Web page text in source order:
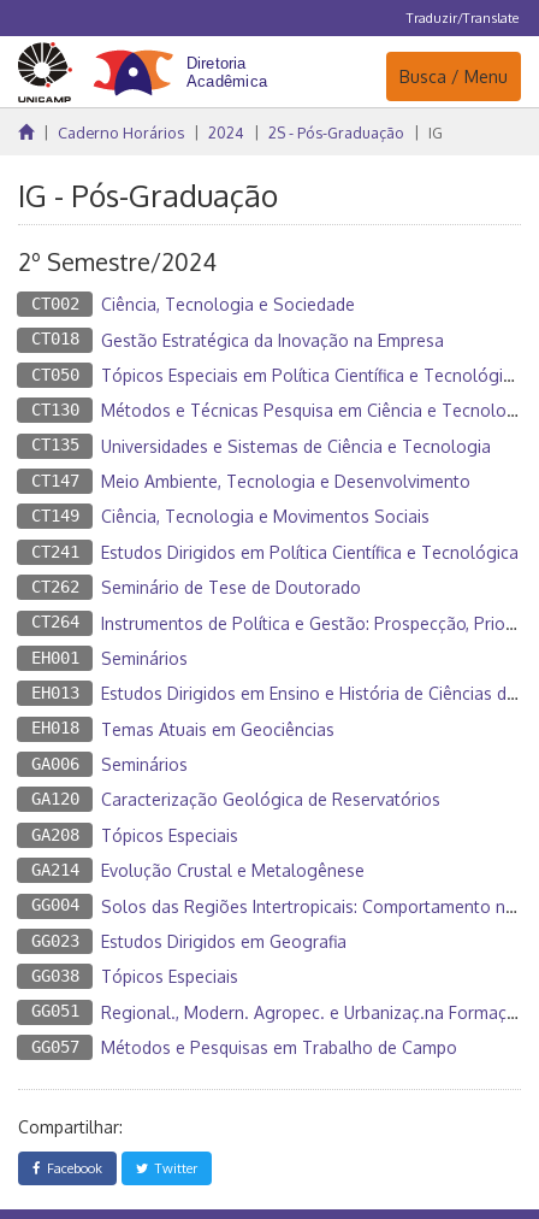
Traduzir/Translate
Navegação
Busca / Menu
Caderno Horários 2024 2S - Pós-Graduação IG
IG - Pós-Graduação
2º Semestre/2024
CT002 Ciência, Tecnologia e Sociedade
CT018 Gestão Estratégica da Inovação na Empresa
CT050 Tópicos Especiais em Política Científica e Tecnológica I
CT130 Métodos e Técnicas Pesquisa em Ciência e Tecnologia
CT135 Universidades e Sistemas de Ciência e Tecnologia
CT147 Meio Ambiente, Tecnologia e Desenvolvimento
CT149 Ciência, Tecnologia e Movimentos Sociais
CT241 Estudos Dirigidos em Política Científica e Tecnológica
CT262 Seminário de Tese de Doutorado
CT264 Instrumentos de Política e Gestão: Prospecção, Priorização e Apoio à Decisão
EH001 Seminários
EH013 Estudos Dirigidos em Ensino e História de Ciências da Terra
EH018 Temas Atuais em Geociências
GA006 Seminários
GA120 Caracterização Geológica de Reservatórios
GA208 Tópicos Especiais
GA214 Evolução Crustal e Metalogênese
GG004 Solos das Regiões Intertropicais: Comportamento nas Paisagens
GG023 Estudos Dirigidos em Geografia
GG038 Tópicos Especiais
GG051 Regional., Modern. Agropec. e Urbanizaç.na Formação da Front. Agríc. Brasileira
GG057 Métodos e Pesquisas em Trabalho de Campo
Compartilhar:
Facebook Twitter